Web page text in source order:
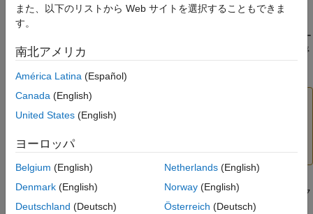
実行時チェックのタイプ
実行時チェックを無効にする場合
参考
メモリの整合性チェック
これらのチェックは、MATLAB 関数に対して生成されたコー
ド内にメモリの整合性違反があればそれを検出し、実行を停
注意
これらのチェックは既定で有効になっています。メモ
ない動作の原因になります。
MATLAB 関数に対して生成されたコードでの応答性チェック
また、以下のリストから Web サイトを選択することもできま
す。
南北アメリカ
América Latina (Español)
Canada (English)
United States (English)
ヨーロッパ
Belgium (English)
Denmark (English)
Deutschland (Deutsch)
Netherlands(English)
Norway(English)
Österreich (Deutsch)